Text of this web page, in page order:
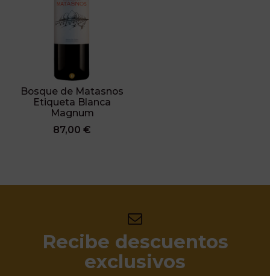
Bosque de Matasnos
Etiqueta Blanca
Magnum
87,00 €
Recibe descuentos
exclusivos